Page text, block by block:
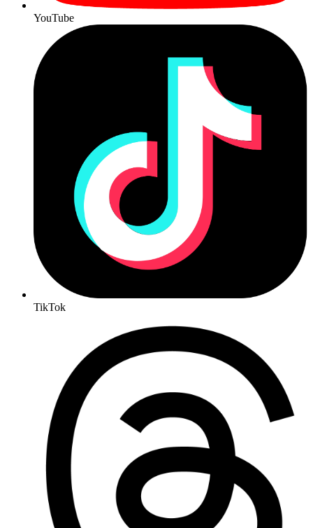
YouTube
TikTok